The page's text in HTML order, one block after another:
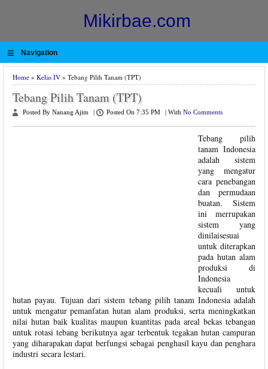
Mikirbae.com
≡ Navigation
Home » Kelas IV » Tebang Pilih Tanam (TPT)
Tebang Pilih Tanam (TPT)
Posted By Nanang Ajim Posted On 7:35 PM With No Comments
Tebang pilih
tanam Indonesia
adalah sistem
yang mengatur
cara penebangan
dan permudaan
buatan. Sistem
ini merrupakan
sistem yang
dinilaisesuai
untuk diterapkan
pada hutan alam
produksi di
Indonesia
kecuali untuk
hutan payau. Tujuan dari sistem tebang pilih tanam Indonesia adalah
untuk mengatur pemanfatan hutan alam produksi, serta meningkatkan
nilai hutan baik kualitas maupun kuantitas pada areal bekas tebangan
untuk rotasi tebang berikutnya agar terbentuk tegakan hutan campuran
yang diharapakan dapat berfungsi sebagai penghasil kayu dan penghara
industri secara lestari.